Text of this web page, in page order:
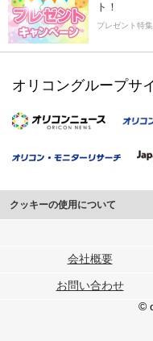
ト！
プレゼント特集
オリコングループサ
クッキーの使用について
このサイトでは Cookie を使用
行っています。
メディアや広告配信、データ解
各パートナーは、この情報とユ
ユーザーが各パートナーのサー
会社概要
お問い合わせ
©